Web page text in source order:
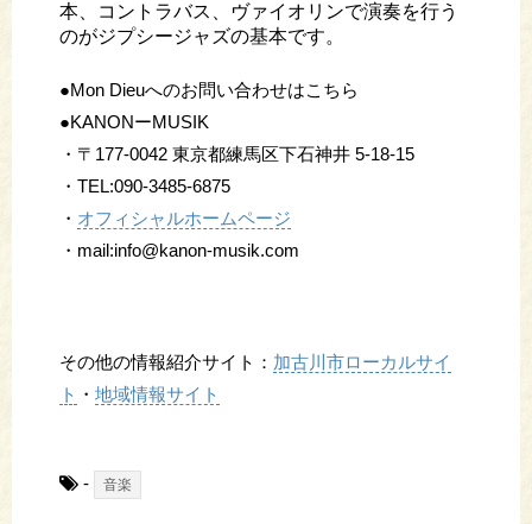
本、コントラバス、ヴァイオリンで演奏を行う
のがジプシージャズの基本です。
●Mon Dieuへのお問い合わせはこちら
●KANONーMUSIK
・〒177-0042 東京都練馬区下石神井 5-18-15
・TEL:090-3485-6875
・ オフィシャルホームページ
・mail:info@kanon-musik.com
その他の情報紹介サイト： 加古川市ローカルサイ
ト ・ 地域情報サイト
- 音楽